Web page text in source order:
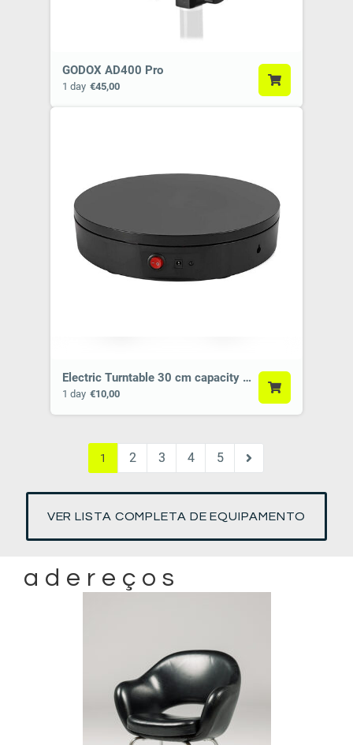
GODOX AD400 Pro
1 day €45,00
Electric Turntable 30 cm capacity - 70kg
1 day €10,00
1 2 3 4 5
VER LISTA COMPLETA DE EQUIPAMENTO
adereços